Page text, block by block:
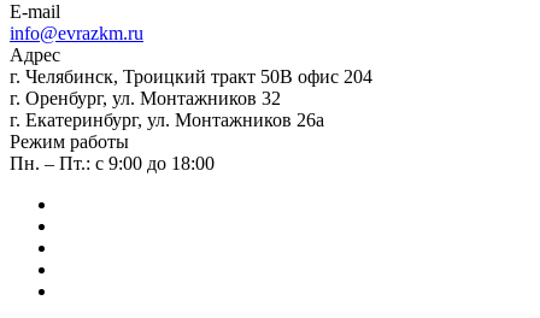
E-mail
info@evrazkm.ru
Адрес
г. Челябинск, Троицкий тракт 50В офис 204
г. Оренбург, ул. Монтажников 32
г. Екатеринбург, ул. Монтажников 26а
Режим работы
Пн. – Пт.: с 9:00 до 18:00